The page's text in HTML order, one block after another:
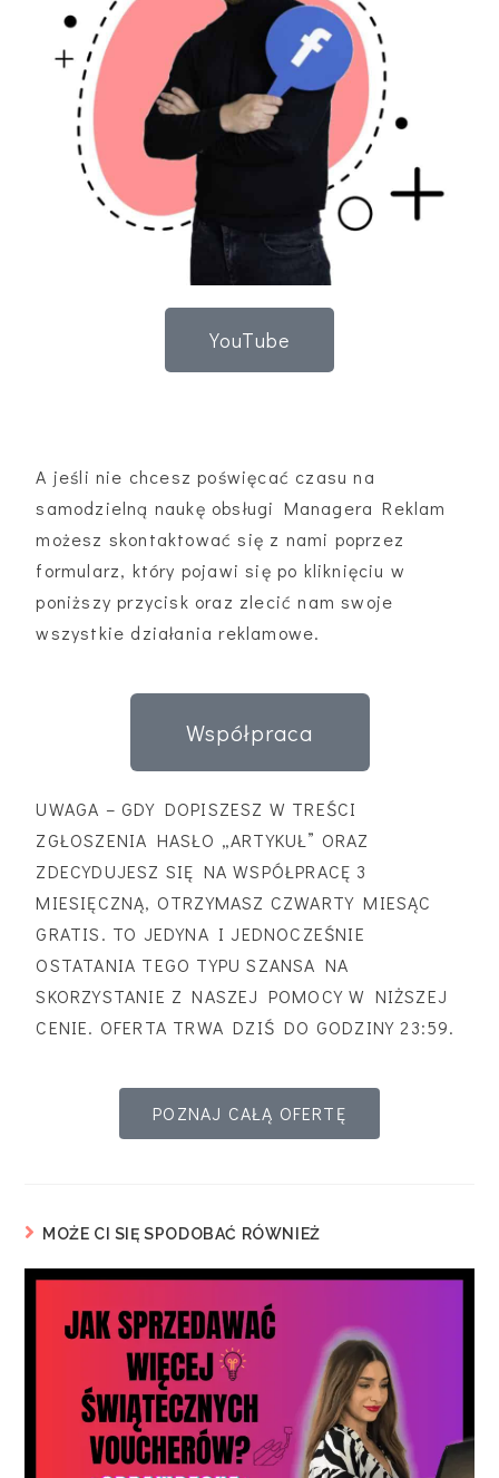
YouTube
A jeśli nie chcesz poświęcać czasu na
samodzielną naukę obsługi Managera Reklam
możesz skontaktować się z nami poprzez
formularz, który pojawi się po kliknięciu w
poniższy przycisk oraz zlecić nam swoje
wszystkie działania reklamowe.
Współpraca
UWAGA – GDY DOPISZESZ W TREŚCI
ZGŁOSZENIA HASŁO „ARTYKUŁ” ORAZ
ZDECYDUJESZ SIĘ NA WSPÓŁPRACĘ 3
MIESIĘCZNĄ, OTRZYMASZ CZWARTY MIESĄC
GRATIS. TO JEDYNA I JEDNOCZEŚNIE
OSTATANIA TEGO TYPU SZANSA NA
SKORZYSTANIE Z NASZEJ POMOCY W NIŻSZEJ
CENIE. OFERTA TRWA DZIŚ DO GODZINY 23:59.
POZNAJ CAŁĄ OFERTĘ
MOŻE CI SIĘ SPODOBAĆ RÓWNIEŻ